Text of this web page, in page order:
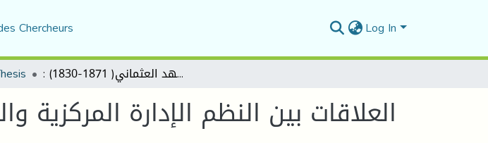
Chercheurs Log In
: العلاقات بين النظم الإدارة المركزية والإدارة المحلية خلال العهد العثماني( 1871-1830)